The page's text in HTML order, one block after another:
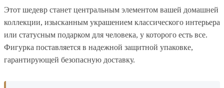
Этот шедевр станет центральным элементом вашей домашней
коллекции, изысканным украшением классического интерьера
или статусным подарком для человека, у которого есть все.
Фигурка поставляется в надежной защитной упаковке,
гарантирующей безопасную доставку.